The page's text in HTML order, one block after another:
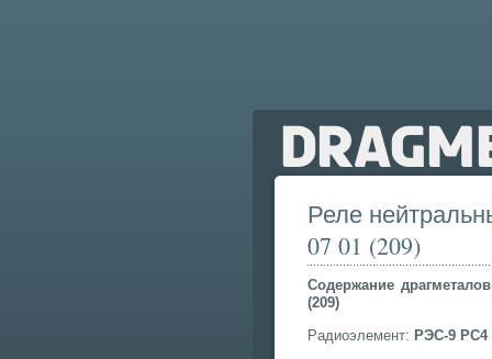
Реле
07 01 (209)
Cодержание
(209)
Радиоэлемент: РЭС-9 РС4